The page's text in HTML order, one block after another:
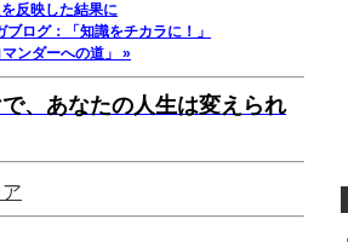
反映した結果に
ログ：「知識をチカラに！」
ンダーへの道」 »
、あなたの人生は変えられ